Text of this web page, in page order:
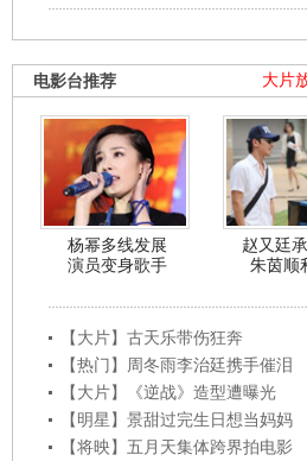
大片
电影台推荐
杨幂多线发展
演员变身歌手
赵又廷
朱茵顺
【大片】古天乐带伤狂奔
【热门】周冬雨李治廷携手催泪
【大片】《逆战》造型遭曝光
【明星】景甜过完生日想当妈妈
【将映】五月天集体跨界拍电影